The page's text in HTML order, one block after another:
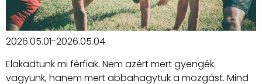
2026.05.01-2026.05.04
Elakadtunk mi férfiak. Nem azért mert gyengék
vagyunk, hanem mert abbahagytuk a mozgást. Mind